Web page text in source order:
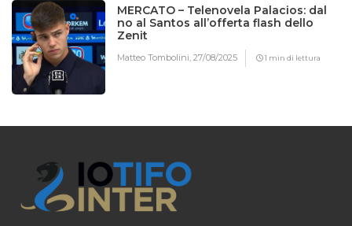
MERCATO – Telenovela Palacios: dal
no al Santos all’offerta flash dello
Zenit
Matteo Tombolini,27/08/2025 1 min di lettura